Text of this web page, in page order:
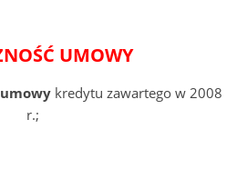
UMOWY
kredytu zawartego w 2008
r.;